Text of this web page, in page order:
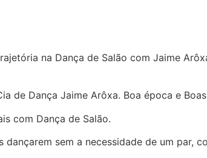
na Dança de Salão com Jaime
de Dança Jaime Arôxa. Boa época e
com Dança de Salão.
sem a necessidade de um par,